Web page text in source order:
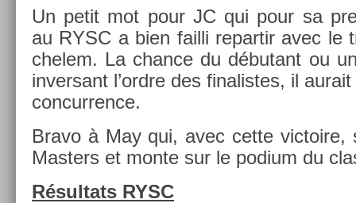
Un petit mot pour JC qui pour sa
au RYSC a bien fail­li re­par­tir avec le
chelem. La chan­ce du débutant ou
in­ver­sant l’ordre des fin­alis­tes, il
con­curr­ence.
Bravo à May qui, avec cette vic­toire,
Mast­ers et monte sur le podium du
Résul­tats RYSC